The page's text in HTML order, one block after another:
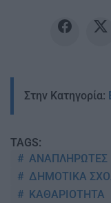
Στην Κατηγορία:
TAGS:
ΑΝΑΠΛΗΡΩΤΕΣ
ΔΗΜΟΤΙΚΑ
ΚΑΘΑΡΙΟΤΗΤΑ